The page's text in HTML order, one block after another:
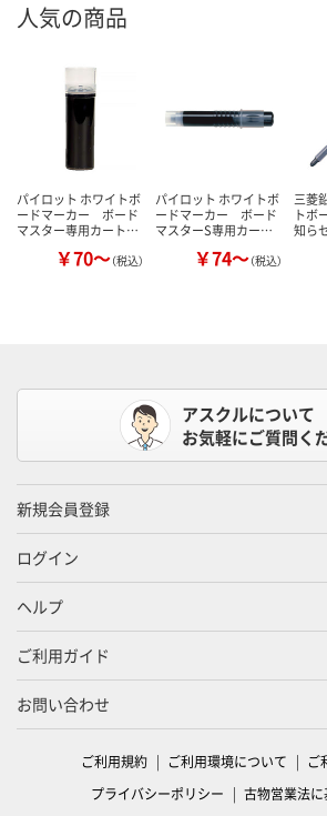
人気の商品
パイロット ホワイトボ
ードマーカー ボード
マスター専用カート…
￥70～（税込）
パイロット ホワイトボ
ードマーカー ボード
マスターS専用カー…
￥74～（税込）
三菱
トボ
知ら
アスクルについて
お気軽にご質問く
新規会員登録
ログイン
ヘルプ
ご利用ガイド
お問い合わせ
ご利用規約 ご利用環境について
ご
プライバシーポリシー
古物営業法